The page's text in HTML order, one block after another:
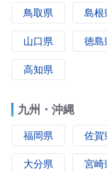
鳥取県 島根
山口県 徳島
高知県
九州・沖縄
福岡県 佐賀
大分県 宮崎